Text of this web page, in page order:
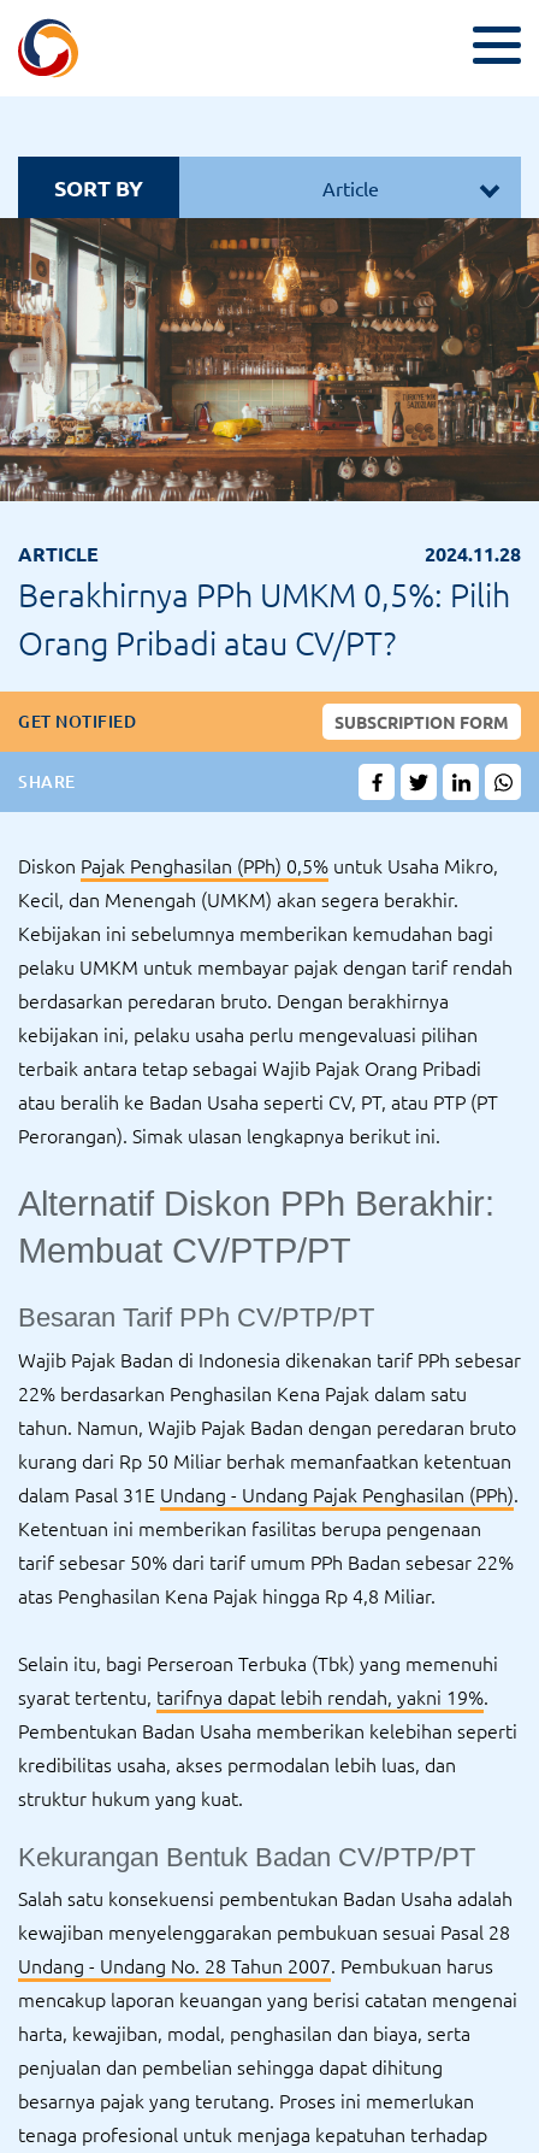
SORT BY Article
ARTICLE 2024.11.28
Berakhirnya PPh UMKM 0,5%: Pilih
Orang Pribadi atau CV/PT?
GET NOTIFIED SUBSCRIPTION FORM
SHARE
Diskon Pajak Penghasilan (PPh) 0,5% untuk Usaha Mikro,
Kecil, dan Menengah (UMKM) akan segera berakhir.
Kebijakan ini sebelumnya memberikan kemudahan bagi
pelaku UMKM untuk membayar pajak dengan tarif rendah
berdasarkan peredaran bruto. Dengan berakhirnya
kebijakan ini, pelaku usaha perlu mengevaluasi pilihan
terbaik antara tetap sebagai Wajib Pajak Orang Pribadi
atau beralih ke Badan Usaha seperti CV, PT, atau PTP (PT
Perorangan). Simak ulasan lengkapnya berikut ini.
Alternatif Diskon PPh Berakhir:
Membuat CV/PTP/PT
Besaran Tarif PPh CV/PTP/PT
Wajib Pajak Badan di Indonesia dikenakan tarif PPh sebesar
22% berdasarkan Penghasilan Kena Pajak dalam satu
tahun. Namun, Wajib Pajak Badan dengan peredaran bruto
kurang dari Rp 50 Miliar berhak memanfaatkan ketentuan
dalam Pasal 31E Undang - Undang Pajak Penghasilan (PPh).
Ketentuan ini memberikan fasilitas berupa pengenaan
tarif sebesar 50% dari tarif umum PPh Badan sebesar 22%
atas Penghasilan Kena Pajak hingga Rp 4,8 Miliar.
Selain itu, bagi Perseroan Terbuka (Tbk) yang memenuhi
syarat tertentu, tarifnya dapat lebih rendah, yakni 19%.
Pembentukan Badan Usaha memberikan kelebihan seperti
kredibilitas usaha, akses permodalan lebih luas, dan
struktur hukum yang kuat.
Kekurangan Bentuk Badan CV/PTP/PT
Salah satu konsekuensi pembentukan Badan Usaha adalah
kewajiban menyelenggarakan pembukuan sesuai Pasal 28
Undang - Undang No. 28 Tahun 2007. Pembukuan harus
mencakup laporan keuangan yang berisi catatan mengenai
harta, kewajiban, modal, penghasilan dan biaya, serta
penjualan dan pembelian sehingga dapat dihitung
besarnya pajak yang terutang. Proses ini memerlukan
tenaga profesional untuk menjaga kepatuhan terhadap